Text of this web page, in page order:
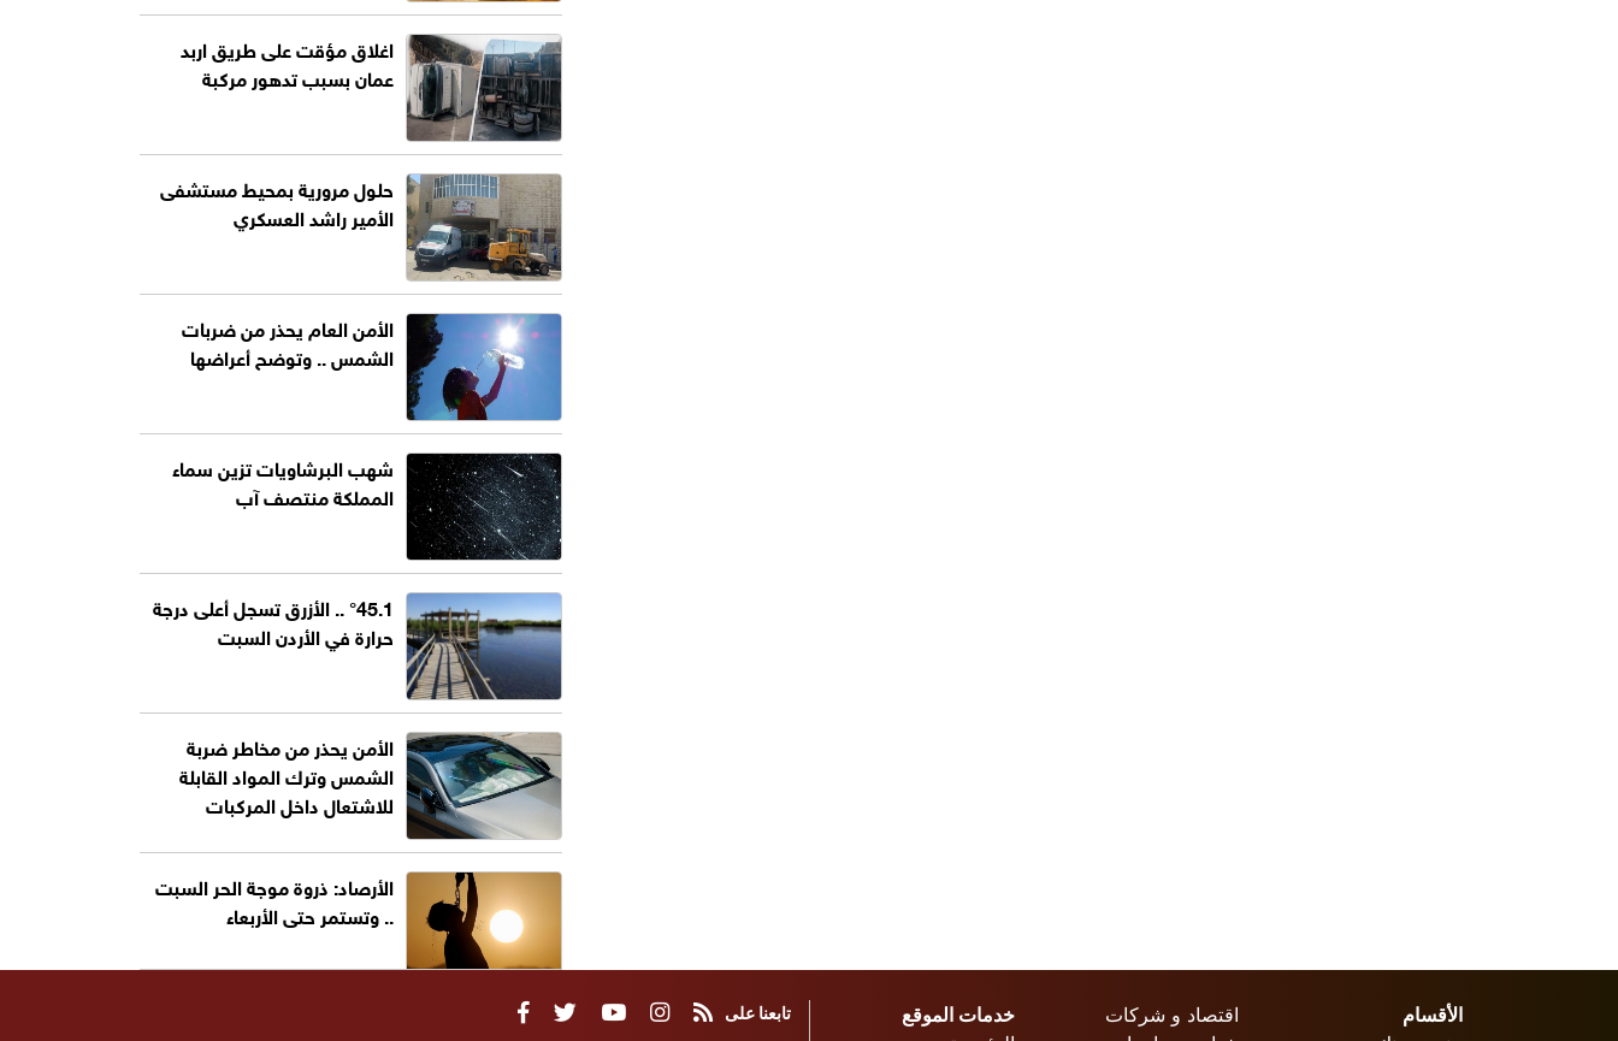
اغلاق مؤقت على طريق اربد
عمان بسبب تدهور مركبة
حلول مرورية بمحيط مستشفى
الأمير راشد العسكري
الأمن العام يحذر من ضربات
الشمس .. وتوضح أعراضها
شهب البرشاويات تزين سماء
المملكة منتصف آب
°45.1 .. الأزرق تسجل أعلى درجة
حرارة في الأردن السبت
الأمن يحذر من مخاطر ضربة
الشمس وترك المواد القابلة
للاشتعال داخل المركبات
الأرصاد: ذروة موجة الحر السبت
.. وتستمر حتى الأربعاء
الأقسام
اقتصاد و شركات
خدمات الموقع
تابعنا على